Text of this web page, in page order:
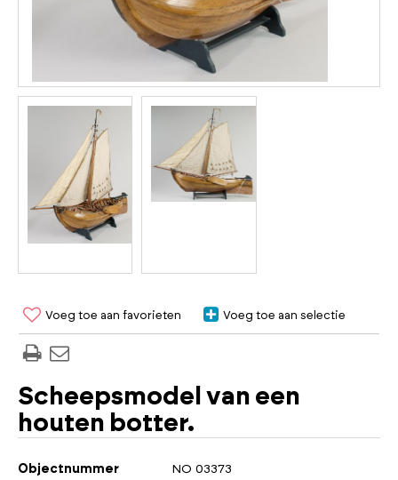
Voeg toe aan favorieten Voeg toe aan selectie
Scheepsmodel van een
houten botter.
Objectnummer NO 03373